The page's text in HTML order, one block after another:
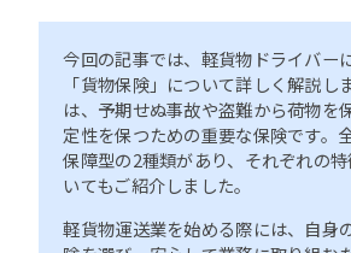
今回の記事では、軽貨物ドライバー
「貨物保険」について詳しく解説し
は、予期せぬ事故や盗難から荷物を
定性を保つための重要な保険です。
保障型の2種類があり、それぞれの
いてもご紹介しました。
軽貨物運送業を始める際には、自身